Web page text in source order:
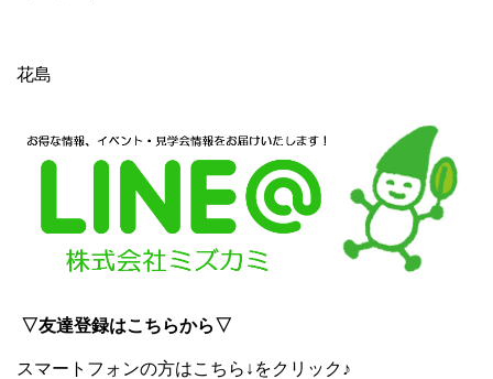
花島
▽友達登録はこちらから▽
スマートフォンの方はこちら↓をクリック♪